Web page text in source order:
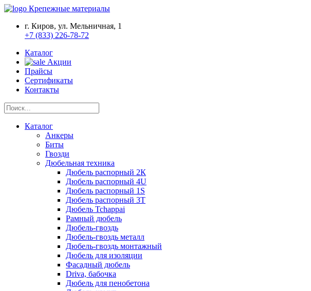
Крепежные материалы
г. Киров, ул. Мельничная, 1
+7 (833) 226-78-72
Каталог
Акции
Прайсы
Сертификаты
Контакты
Каталог
Анкеры
Биты
Гвозди
Дюбельная техника
Дюбель распорный 2К
Дюбель распорный 4U
Дюбель распорный 1S
Дюбель распорный 3Т
Дюбель Tchappai
Рамный дюбель
Дюбель-гвоздь
Дюбель-гвоздь металл
Дюбель-гвоздь монтажный
Дюбель для изоляции
Фасадный дюбель
Driva, бабочка
Дюбель для пенобетона